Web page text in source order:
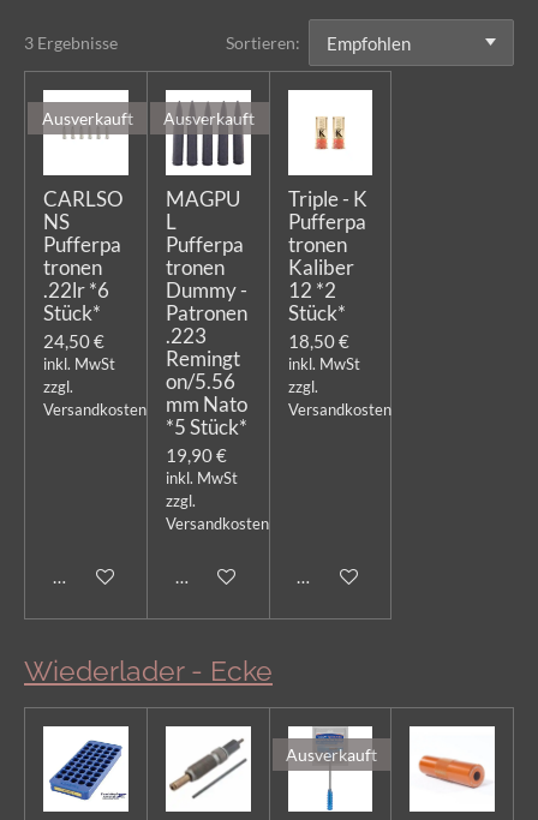
3 Ergebnisse Sortieren:
Ausverkauft
CARLSO
NS
Pufferpa
tronen
.22lr *6
Stück*
24,50 €
inkl. MwSt
zzgl.
Versandkosten
Bei Verfügbarkeit benachrichtigen
Ausverkauft
MAGPU
L
Pufferpa
tronen
Dummy -
Patronen
.223
Remingt
on/5.56
mm Nato
*5 Stück*
19,90 €
inkl. MwSt
zzgl.
Versandkosten
Bei Verfügbarkeit benachrichtigen
Triple - K
Pufferpa
tronen
Kaliber
12 *2
Stück*
18,50 €
inkl. MwSt
zzgl.
Versandkosten
In den Warenkorb
Wiederlader - Ecke
Ausverkauft